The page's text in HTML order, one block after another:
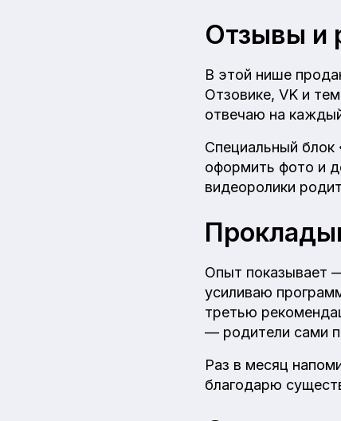
Отзывы и
В этой нише
Отзовике, VK и
отвечаю на
Специальный блок
оформить фото и
видеоролики
Опыт показывает
усиливаю
третью
— родители сами
Раз в месяц
благодарю